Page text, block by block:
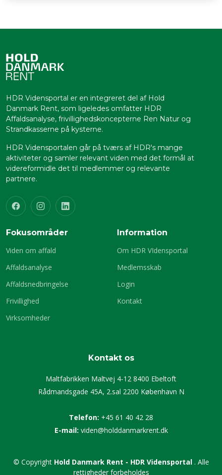
HDR Vidensportal er en integreret del af Hold
Danmark Rent, som ligeledes omfatter HDR
Affaldsanalyse, frivillighedskoncepterne Ren Natur og
Strandkasserne på kysterne.
HDR Vidensportalen går på tværs af HDR's mange
aktiviteter og samler relevant viden med det formål at
videreformidle det til medlemmer og relevante
partnere.
Fokusområder
Viden om affald
Affaldsanalyse
Affaldsnedbringelse
Frivillighed
Virksomheder
Information
Om HDR VIdensportal
Medlemsskab
Login
Kontakt
Kontakt os
Maltfabrikken Maltvej 4-12 8400 Ebeltoft
Rådmandsgade 45A, 2.sal 2200 København N
Telefon: +45 61 40 42 28
E-mail: viden@holddanmarkrent.dk
© Copyright Hold Danmark Rent - HDR Vidensportal . Alle
rettigheder forbeholdes